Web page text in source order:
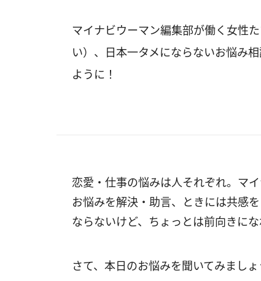
マイナビウーマン編集部が働く女性
い）、日本一タメにならないお悩み
ように！
恋愛・仕事の悩みは人それぞれ。マ
お悩みを解決・助言、ときには共感
ならないけど、ちょっとは前向きにな
さて、本日のお悩みを聞いてみましょ